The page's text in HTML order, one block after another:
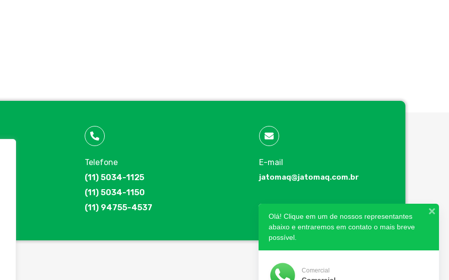
Telefone
(11) 5034-1125
(11) 5034-1150
(11) 94755-4537
E-mail
jatomaq@jatomaq.com.br
Olá! Clique em um de nossos representantes
abaixo e entraremos em contato o mais breve
possível.
Comercial